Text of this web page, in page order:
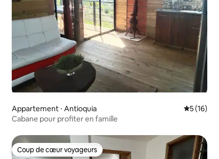
Appartement ⋅ Antioquia
5 (16)
Cabane pour profiter en famille
Coup de cœur voyageurs
Coup de cœur voyageurs